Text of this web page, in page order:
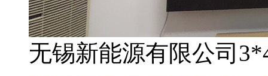
无锡新能源有限公司